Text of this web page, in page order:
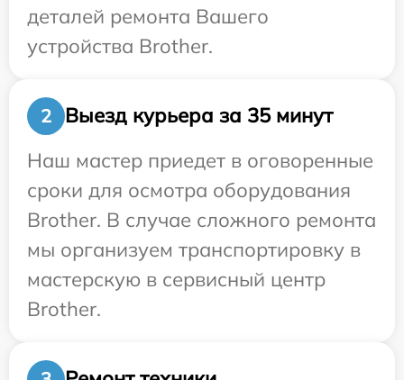
деталей ремонта Вашего
устройства Brother.
2
Выезд курьера за 35 минут
Наш мастер приедет в оговоренные
сроки для осмотра оборудования
Brother. В случае сложного ремонта
мы организуем транспортировку в
мастерскую в сервисный центр
Brother.